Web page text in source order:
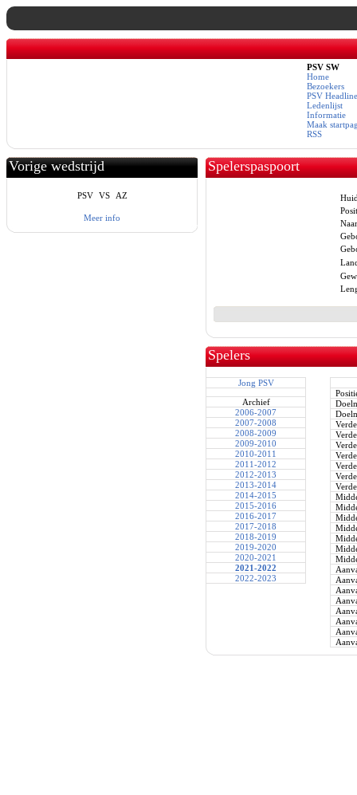
PSV SW
Home
Bezoekers
PSV
Ledenlijst
Informatie
Maak
RSS
Vorige wedstrijd
PSV VS AZ
Meer info
Spelerspaspoort
Spelers
Jong PSV
Archief
2006-2007
2007-2008
2008-2009
2009-2010
2010-2011
2011-2012
2012-2013
2013-2014
2014-2015
2015-2016
2016-2017
2017-2018
2018-2019
2019-2020
2020-2021
2021-2022
2022-2023